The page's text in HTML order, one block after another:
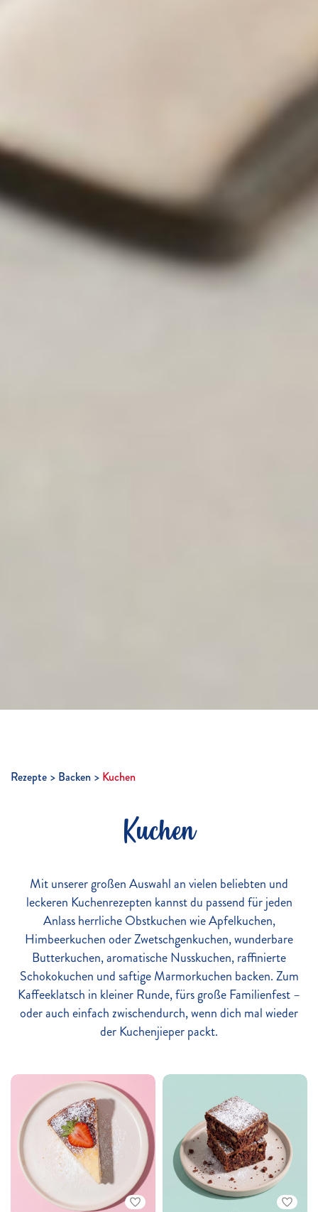
Rezepte Backen Kuchen
Kuchen
Mit unserer großen Auswahl an vielen beliebten und
leckeren Kuchenrezepten kannst du passend für jeden
Anlass herrliche Obstkuchen wie Apfelkuchen,
Himbeerkuchen oder Zwetschgenkuchen, wunderbare
Butterkuchen, aromatische Nusskuchen, raffinierte
Schokokuchen und saftige Marmorkuchen backen. Zum
Kaffeeklatsch in kleiner Runde, fürs große Familienfest –
oder auch einfach zwischendurch, wenn dich mal wieder
der Kuchenjieper packt.